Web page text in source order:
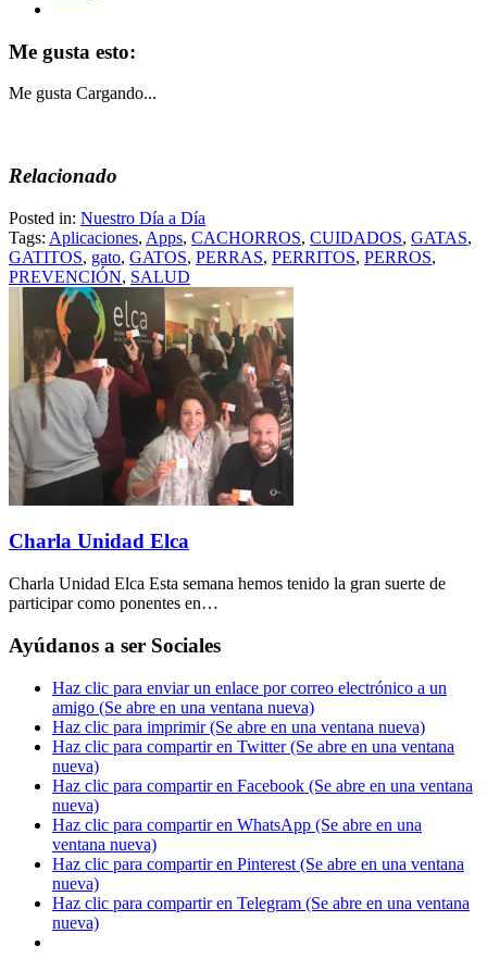
Me gusta esto:
Me gusta Cargando...
Relacionado
Posted in: Nuestro Día a Día
Tags: Aplicaciones, Apps, CACHORROS, CUIDADOS, GATAS,
GATITOS, gato, GATOS, PERRAS, PERRITOS, PERROS,
PREVENCIÓN, SALUD
Charla Unidad Elca
Charla Unidad Elca Esta semana hemos tenido la gran suerte de
participar como ponentes en…
Ayúdanos a ser Sociales
Haz clic para enviar un enlace por correo electrónico a un
amigo (Se abre en una ventana nueva)
Haz clic para imprimir (Se abre en una ventana nueva)
Haz clic para compartir en Twitter (Se abre en una ventana
nueva)
Haz clic para compartir en Facebook (Se abre en una ventana
nueva)
Haz clic para compartir en WhatsApp (Se abre en una
ventana nueva)
Haz clic para compartir en Pinterest (Se abre en una ventana
nueva)
Haz clic para compartir en Telegram (Se abre en una ventana
nueva)